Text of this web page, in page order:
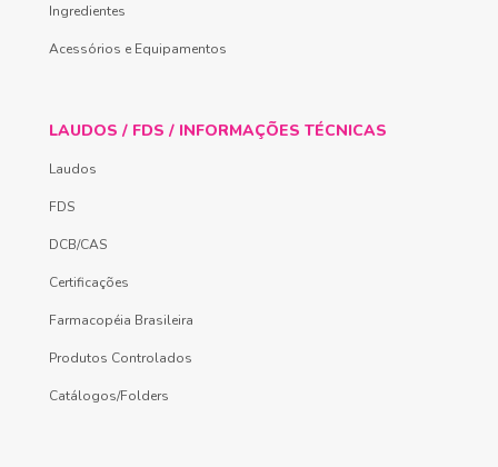
Ingredientes
Acessórios e Equipamentos
LAUDOS / FDS / INFORMAÇÕES TÉCNICAS
Laudos
FDS
DCB/CAS
Certificações
Farmacopéia Brasileira
Produtos Controlados
Catálogos/Folders